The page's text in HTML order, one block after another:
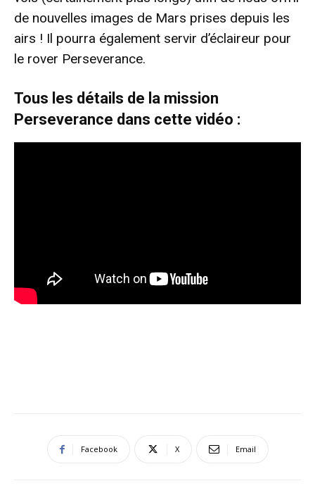
de nouvelles images de Mars prises depuis les
airs ! Il pourra également servir d’éclaireur pour
le rover Perseverance.
Tous les détails de la mission
Perseverance dans cette vidéo :
Facebook X Email